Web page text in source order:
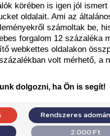
körében is igen jól ismert
oldalait. Ami az
számoltak be,
forgalom 12 százaléka
webkettes oldalakon
volt mérhető, a
dolgozni, ha Ön is segít!